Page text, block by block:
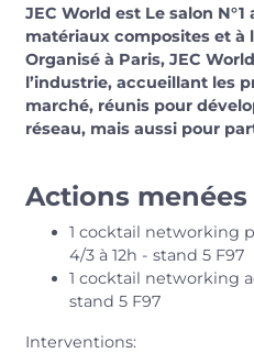
JEC World est Le salon
matériaux composites et à
Organisé à Paris, JEC
l’industrie, accueillant les
marché, réunis pour
réseau, mais aussi pour
Actions
1 cocktail networking
4/3 à 12h - stand 5 F97
1 cocktail networking
stand 5 F97
Interventions: